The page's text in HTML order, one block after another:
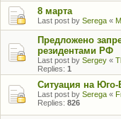
8 марта
Last post by Serega «
Предложено
резидентами РФ
Last post by Sergey «
Replies: 1
Ситуация на
Last post by Serega «
Replies: 826